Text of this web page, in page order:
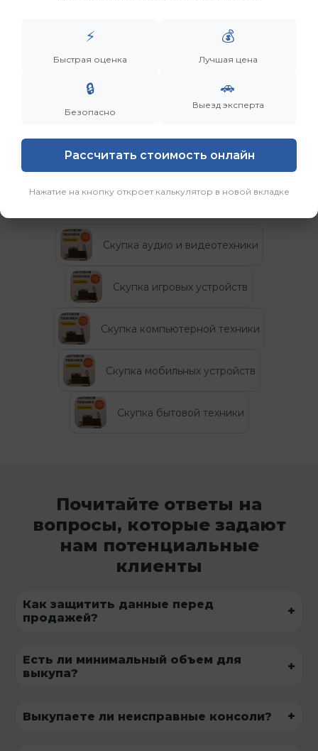
Дронов Матвей Викторович
“Мы не скупаем старую технику. Мы даем вещам
Категории
Скупка аудио и видеотехники
Скупка игровых устройств
Скупка компьютерной техники
Скупка мобильных устройств
Скупка бытовой техники
Почитайте ответы на
вопросы, которые задают
нам потенциальные
клиенты
Как защитить данные перед
продажей?
+
Есть ли минимальный объем для
выкупа?
+
Выкупаете ли неисправные консоли? +
⚡
Быстрая оценка
💰
Лучшая цена
🔒
Безопасно
🚗
Выезд эксперта
Рассчитать стоимость онлайн
Нажатие на кнопку откроет калькулятор в новой вкладке